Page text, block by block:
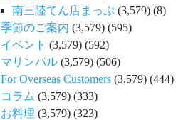
南三陸てん店まっぷ (3,579) (8)
季節のご案内 (3,579) (595)
イベント (3,579) (592)
マリンパル (3,579) (506)
For Overseas Customers (3,579) (444)
コラム (3,579) (333)
お料理 (3,579) (323)